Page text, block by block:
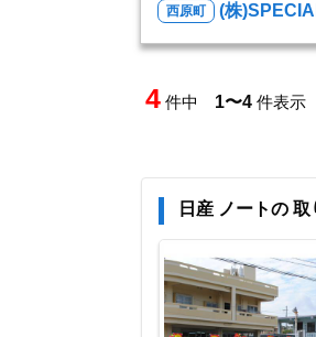
西原町 (株
4 件中 1〜4 件表示
日産 ノートの